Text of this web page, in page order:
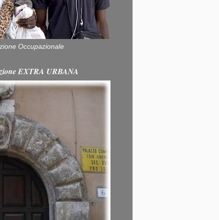
Occupazionale
EXTRA URBANA